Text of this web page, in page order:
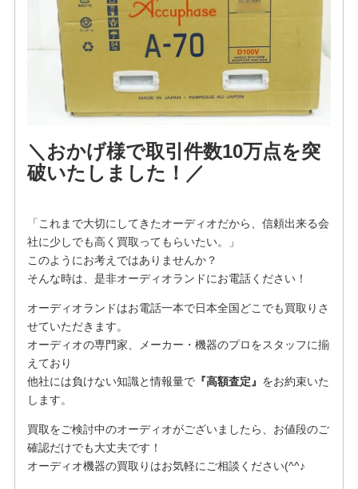
＼おかげ様で取引件数10万点を突
破いたしました！／
「これまで大切にしてきたオーディオだから、信頼出来る会
社に少しでも高く買取ってもらいたい。」
このようにお考えではありませんか？
そんな時は、是非オーディオランドにお電話ください！
オーディオランドはお電話一本で日本全国どこでも買取りさ
せていただきます。
オーディオの専門家、メーカー・機器のプロをスタッフに揃
えており
他社には負けない知識と情報量で『高額査定』 をお約束いた
します。
買取をご検討中のオーディオがございましたら、お値段のご
確認だけでも大丈夫です！
オーディオ機器の買取りはお気軽にご相談ください(^^♪